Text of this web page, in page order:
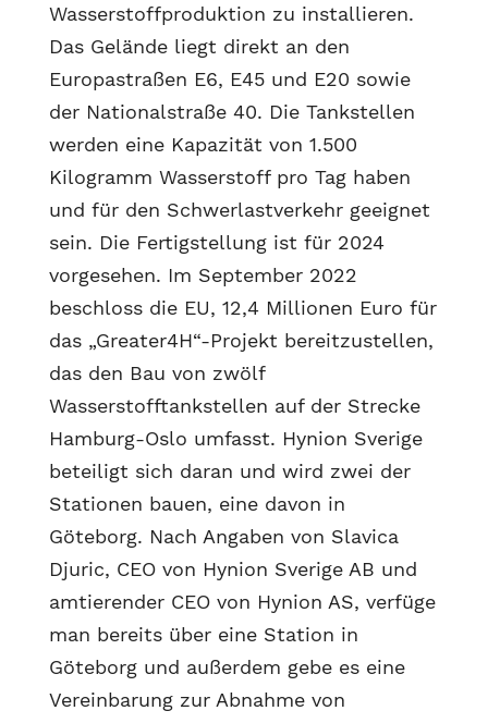
Wasserstoffproduktion zu installieren.
Das Gelände liegt direkt an den
Europastraßen E6, E45 und E20 sowie
der Nationalstraße 40. Die Tankstellen
werden eine Kapazität von 1.500
Kilogramm Wasserstoff pro Tag haben
und für den Schwerlastverkehr geeignet
sein. Die Fertigstellung ist für 2024
vorgesehen. Im September 2022
beschloss die EU, 12,4 Millionen Euro für
das „Greater4H“-Projekt bereitzustellen,
das den Bau von zwölf
Wasserstofftankstellen auf der Strecke
Hamburg-Oslo umfasst. Hynion Sverige
beteiligt sich daran und wird zwei der
Stationen bauen, eine davon in
Göteborg. Nach Angaben von Slavica
Djuric, CEO von Hynion Sverige AB und
amtierender CEO von Hynion AS, verfüge
man bereits über eine Station in
Göteborg und außerdem gebe es eine
Vereinbarung zur Abnahme von